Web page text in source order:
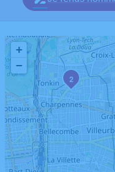
2
+
−